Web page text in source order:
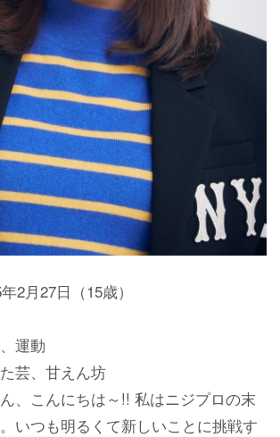
2月27日（15歳）
運動
芸、甘えん坊
、こんにちは～!! 私はニジプロの末
いつも明るくて新しいことに挑戦す